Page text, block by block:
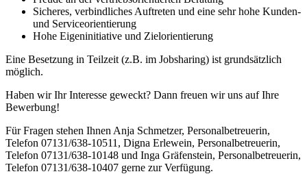
Sicheres, verbindliches Auftreten und eine sehr hohe Kunden-
und Serviceorientierung
Hohe Eigeninitiative und Zielorientierung
Eine Besetzung in Teilzeit (z.B. im Jobsharing) ist grundsätzlich
möglich.
Haben wir Ihr Interesse geweckt? Dann freuen wir uns auf Ihre
Bewerbung!
Für Fragen stehen Ihnen Anja Schmetzer, Personalbetreuerin,
Telefon 07131/638-10511, Digna Erlewein, Personalbetreuerin,
Telefon 07131/638-10148 und Inga Gräfenstein, Personalbetreuerin,
Telefon 07131/638-10407 gerne zur Verfügung.